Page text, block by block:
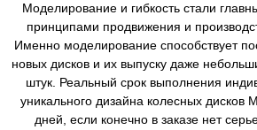
Моделирование и гибкость стали
принципами продвижения и
Именно моделирование способствует
новых дисков и их выпуску даже
штук. Реальный срок выполнения
уникального дизайна колесных дисков
дней, если конечно в заказе нет